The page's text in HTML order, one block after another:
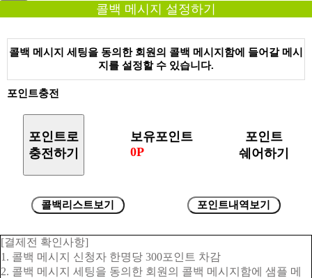
콜백 메시지 설정하기
콜백 메시지 세팅을 동의한 회원의 콜백 메시지함에 들어갈 메시
지를 설정할 수 있습니다.
포인트충전
포인트로
충전하기
보유포인트
0P
포인트
쉐어하기
콜백리스트보기 포인트내역보기
[결제전 확인사항]
1. 콜백 메시지 신청자 한명당 300포인트 차감
2. 콜백 메시지 세팅을 동의한 회원의 콜백 메시지함에 샘플 메